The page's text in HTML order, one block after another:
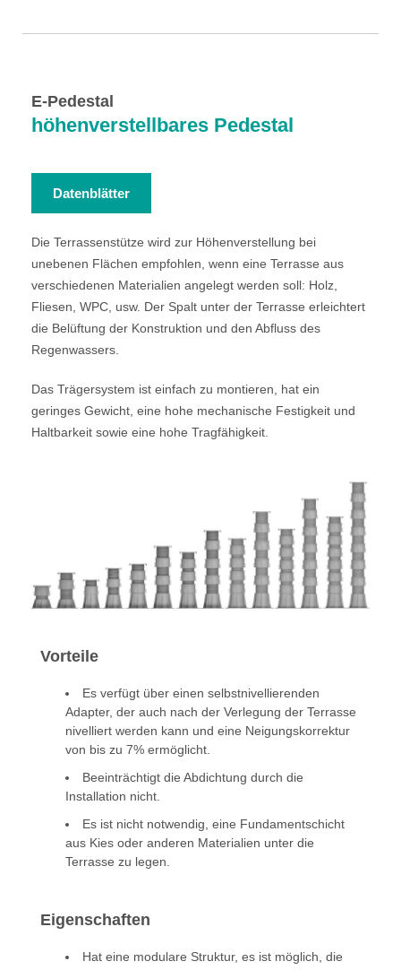
E-Pedestal
höhenverstellbares Pedestal
Datenblätter
Die Terrassenstütze wird zur Höhenverstellung bei
unebenen Flächen empfohlen, wenn eine Terrasse aus
verschiedenen Materialien angelegt werden soll: Holz,
Fliesen, WPC, usw. Der Spalt unter der Terrasse erleichtert
die Belüftung der Konstruktion und den Abfluss des
Regenwassers.
Das Trägersystem ist einfach zu montieren, hat ein
geringes Gewicht, eine hohe mechanische Festigkeit und
Haltbarkeit sowie eine hohe Tragfähigkeit.
Vorteile
Es verfügt über einen selbstnivellierenden
Adapter, der auch nach der Verlegung der Terrasse
nivelliert werden kann und eine Neigungskorrektur
von bis zu 7% ermöglicht.
Beeinträchtigt die Abdichtung durch die
Installation nicht.
Es ist nicht notwendig, eine Fundamentschicht
aus Kies oder anderen Materialien unter die
Terrasse zu legen.
Eigenschaften
Hat eine modulare Struktur, es ist möglich, die